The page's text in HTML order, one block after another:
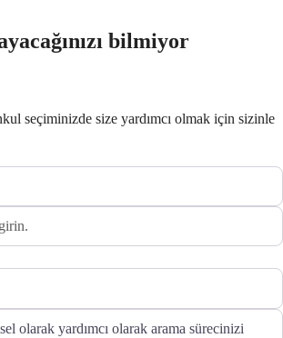
bilmiyor
seçiminizde size yardımcı olmak için sizinle